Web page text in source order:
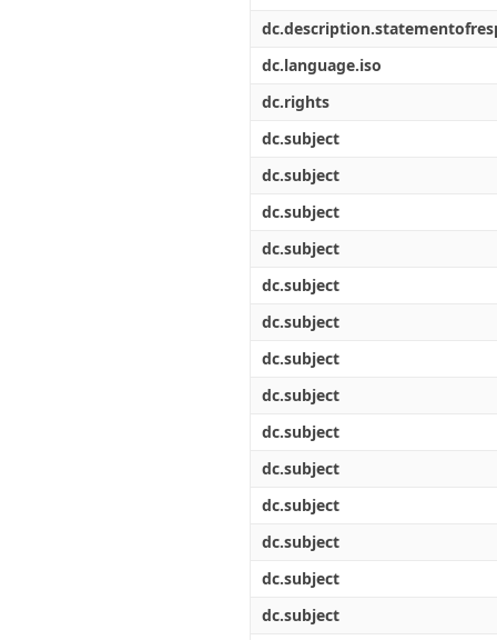
dc.language.iso
dc.rights
dc.subject
dc.subject
dc.subject
dc.subject
dc.subject
dc.subject
dc.subject
dc.subject
dc.subject
dc.subject
dc.subject
dc.subject
dc.subject
dc.subject